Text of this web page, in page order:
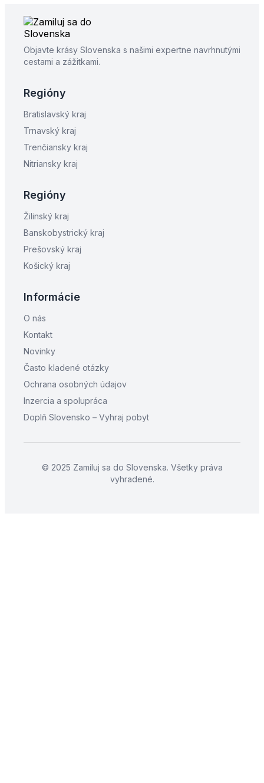
Objavte krásy Slovenska s našimi expertne navrhnutými
cestami a zážitkami.
Regióny
Bratislavský kraj
Trnavský kraj
Trenčiansky kraj
Nitriansky kraj
Regióny
Žilinský kraj
Banskobystrický kraj
Prešovský kraj
Košický kraj
Informácie
O nás
Kontakt
Novinky
Často kladené otázky
Ochrana osobných údajov
Inzercia a spolupráca
Doplň Slovensko – Vyhraj pobyt
© 2025 Zamiluj sa do Slovenska. Všetky práva
vyhradené.